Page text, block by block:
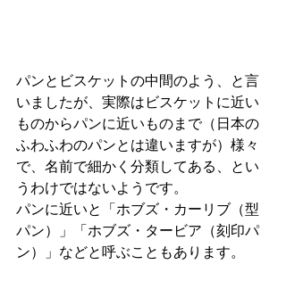
パンとビスケットの中間のよう、と言
いましたが、実際はビスケットに近い
ものからパンに近いものまで（日本の
ふわふわのパンとは違いますが）様々
で、名前で細かく分類してある、とい
うわけではないようです。
パンに近いと「ホブズ・カーリブ（型
パン）」「ホブズ・タービア（刻印パ
ン）」などと呼ぶこともあります。